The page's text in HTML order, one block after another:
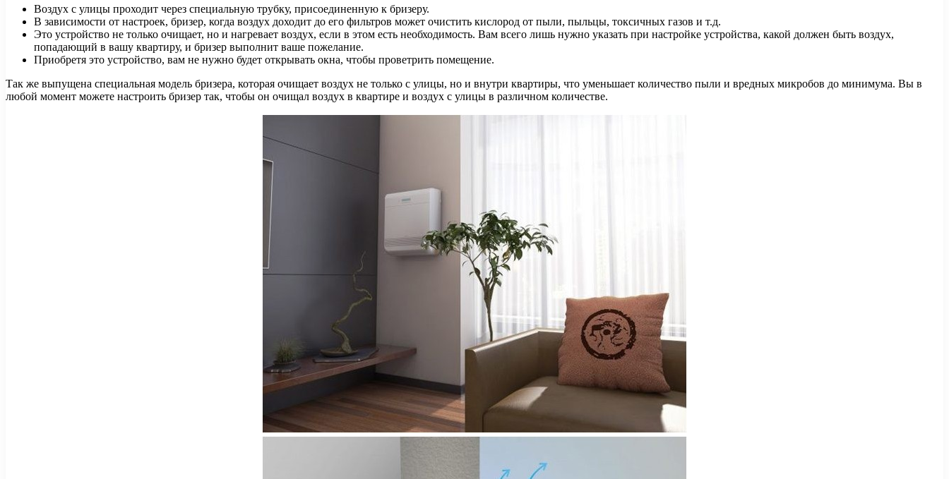
Воздух с улицы проходит через специальную трубку, присоединенную к бризеру.
В зависимости от настроек, бризер, когда воздух доходит до его фильтров может очистить кислород от пыли, пыльцы, токсичных газов и т.д.
Это устройство не только очищает, но и нагревает воздух, если в этом есть необходимость. Вам всего лишь нужно указать при настройке устройства, какой должен быть воздух,
попадающий в вашу квартиру, и бризер выполнит ваше пожелание.
Приобретя это устройство, вам не нужно будет открывать окна, чтобы проветрить помещение.
Так же выпущена специальная модель бризера, которая очищает воздух не только с улицы, но и внутри квартиры, что уменьшает количество пыли и вредных микробов до минимума. Вы в
любой момент можете настроить бризер так, чтобы он очищал воздух в квартире и воздух с улицы в различном количестве.